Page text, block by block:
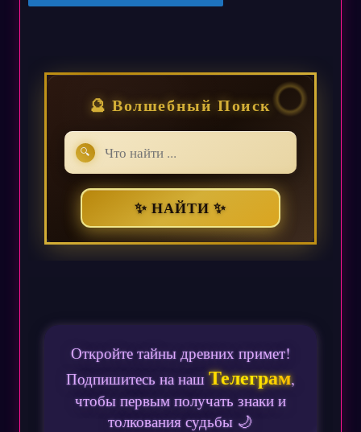
🔮 Волшебный Поиск
🔍
✨ НАЙТИ ✨
Откройте тайны древних примет!
Подпишитесь на нашТелеграм,
чтобы первым получать знаки и
толкования судьбы 🌙